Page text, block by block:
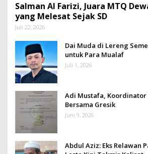
Salman Al Farizi, Juara MTQ
yang Melesat Sejak SD
Juli 22, 2026
Dai Muda di Lereng
untuk Para Mualaf
Juli 1, 2026
Adi Mustafa, Koordinator
Bersama Gresik
Juni 9, 2026
Abdul Aziz: Eks Relawan